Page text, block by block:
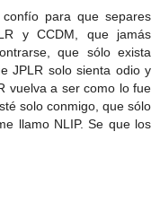
para que separes
y CCDM, que jamás
que sólo exista
JPLR solo sienta odio y
vuelva a ser como lo fue
solo conmigo, que sólo
llamo NLIP. Se que los